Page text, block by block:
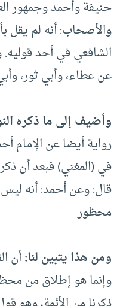
حنيفة وأحمد وجمهور
والأصحاب: أنه لم يقل
الشافعي في أحد
عن عطاء، وأبي ثور،
وأضيف إلى ما ذكره
رواية أيضا عن الإمام
في (المغني) فبعد أن
قال: وعن أحمد: أنه
محظور
ومن هذا يتبين لنا:أن
وإنما هو إطلاق من